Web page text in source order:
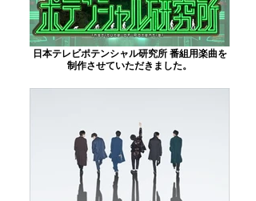
日本テレビポテンシャル研究所 番組用楽曲を
制作させていただきました。